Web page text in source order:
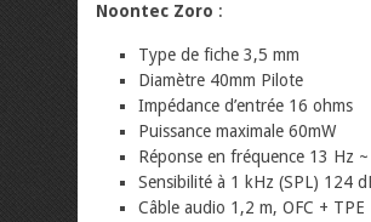
Noontec Zoro :
Type de fiche 3,5 mm
Diamètre 40mm Pilote
Impédance d’entrée 16 ohms
Puissance maximale 60mW
Réponse en fréquence 13 Hz
Sensibilité à 1 kHz (SPL) 124
Câble audio 1,2 m, OFC + TPE